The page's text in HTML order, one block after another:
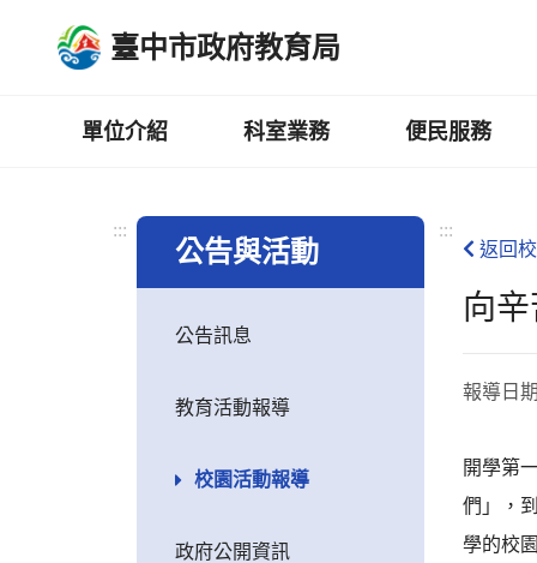
臺中市政府教育局
單位介紹 科室業務 便民服務
:::
公告與活動
公告訊息
教育活動報導
校園活動報導
政府公開資訊
:::
返回
向
報導日
開學第
們」，
學的校